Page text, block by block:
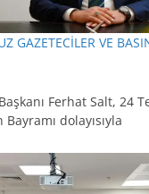
GAZETECİLER VE
Ferhat Salt, 24
dolayısıyla